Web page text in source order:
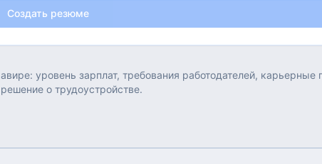
Создать резюме
: уровень зарплат, требования работодателей,
о трудоустройстве.